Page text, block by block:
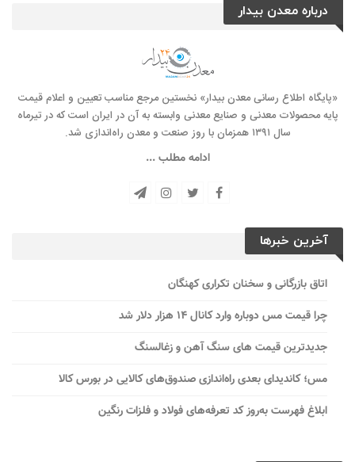
درباره معدن بیدار
«پایگاه اطلاع رسانی معدن بیدار» نخستین مرجع مناسب تعیین و اعلام قیمت
پایه محصولات معدنی و صنایع معدنی وابسته به آن در ایران است که در تیرماه
سال ۱۳۹۱ همزمان با روز صنعت و معدن راه‌‌اندازی شد.
ادامه مطلب ...
آخرین خبرها
اتاق بازرگانی و سخنان تکراری کهنگان
چرا قیمت مس دوباره وارد کانال ۱۴ هزار دلار شد
جدیدترین قیمت های سنگ آهن و زغالسنگ
مس؛ کاندیدای بعدی راه‌اندازی صندوق‌های کالایی در بورس کالا
ابلاغ فهرست به‌روز کد تعرفه‌های فولاد و فلزات رنگین